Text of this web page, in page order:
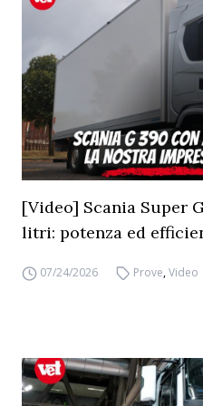
[Video] Scania Super
litri: potenza ed
07/24/2026 Prove,Video